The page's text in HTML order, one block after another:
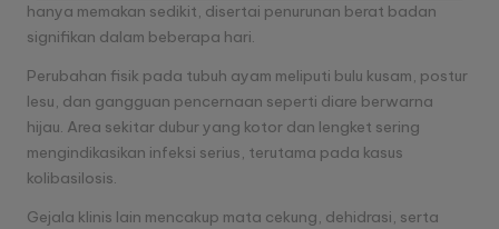
hanya memakan sedikit, disertai penurunan berat badan
signifikan dalam beberapa hari.
Perubahan fisik pada tubuh ayam meliputi bulu kusam, postur
lesu, dan gangguan pencernaan seperti diare berwarna
hijau. Area sekitar dubur yang kotor dan lengket sering
mengindikasikan infeksi serius, terutama pada kasus
kolibasilosis.
Gejala klinis lain mencakup mata cekung, dehidrasi, serta